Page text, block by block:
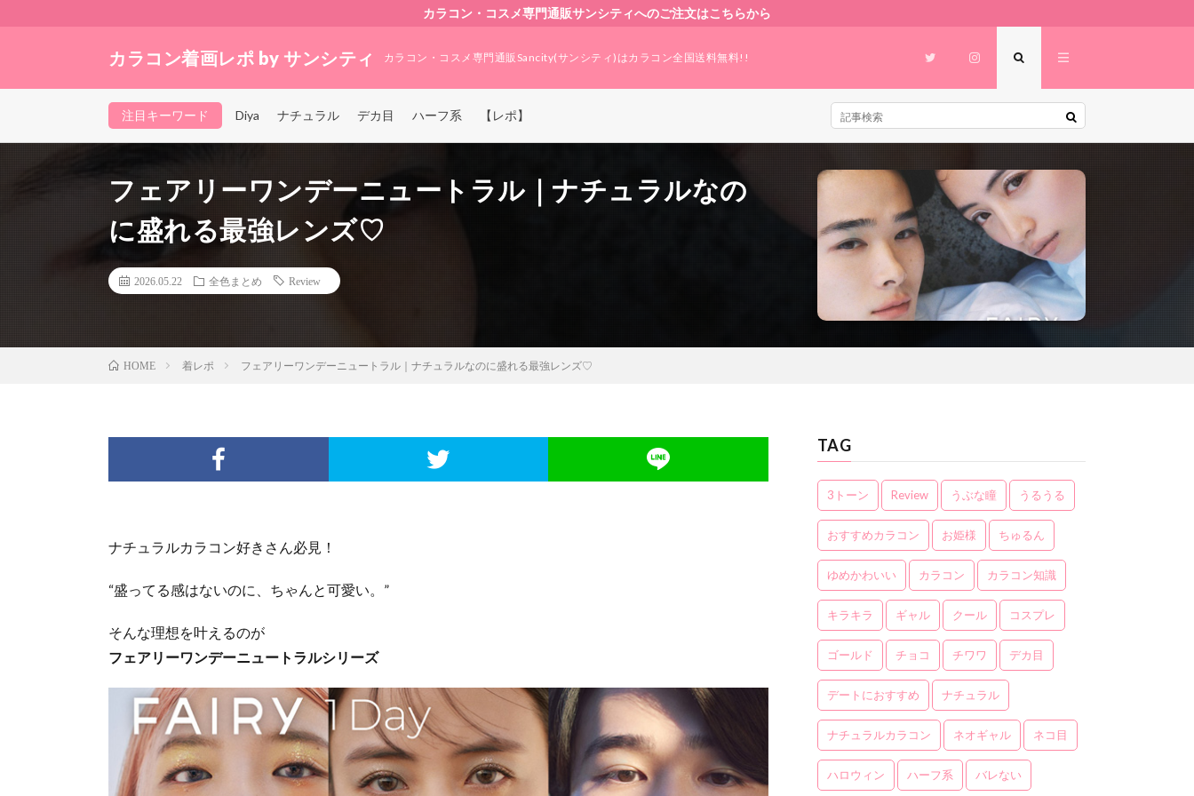
カラコン・コスメ専門通販サンシティへのご注文はこちらから
カラコン着画レポ by サンシティ カラコン・コスメ専門通販Sancity(サンシティ)はカラコン全国送料無料!!
注目キーワード Diya ナチュラル デカ目 ハーフ系 【レポ】
フェアリーワンデーニュートラル｜ナチュラルなの
に盛れる最強レンズ♡
2026.05.22 全色まとめ Review
HOME 着レポ フェアリーワンデーニュートラル｜ナチュラルなのに盛れる最強レンズ♡
ナチュラルカラコン好きさん必見！
“盛ってる感はないのに、ちゃんと可愛い。”
そんな理想を叶えるのが
フェアリーワンデーニュートラルシリーズ
TAG
3トーン Review うぶな瞳 うるうる
おすすめカラコン お姫様 ちゅるん
ゆめかわいい カラコン カラコン知識
キラキラ ギャル クール コスプレ
ゴールド チョコ チワワ デカ目
デートにおすすめ ナチュラル
ナチュラルカラコン ネオギャル ネコ目
ハロウィン ハーフ系 バレない